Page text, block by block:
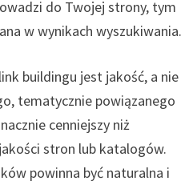
do Twojej strony, tym
w wynikach wyszukiwania.
buildingu jest jakość, a nie
tematycznie powiązanego
cenniejszy niż
stron lub katalogów.
powinna być naturalna i